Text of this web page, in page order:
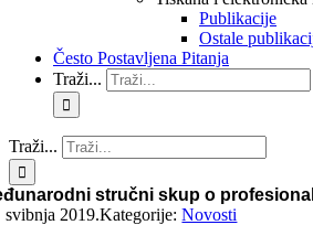
Publikacije
Ostale
Često Postavljena Pitanja
Traži...
Traži...
stručni skup o
svibnja 2019.Kategorije:Novosti